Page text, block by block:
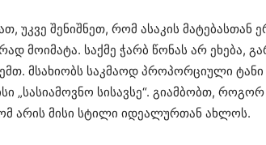
უკვე შენიშნეთ, რომ ასაკის მატებასთან
მოიმატა. საქმე ჭარბ წონას არ
მსახიობს საკმაოდ პროპორციული
„სასიამოვნო სისავსე“. გიამბობთ,
არის მისი სტილი იდეალურთან ახლოს.